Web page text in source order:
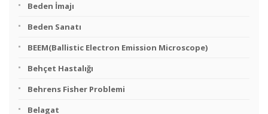
Beden İmajı
Beden Sanatı
BEEM(Ballistic Electron Emission Microscope)
Behçet Hastalığı
Behrens Fisher Problemi
Belagat